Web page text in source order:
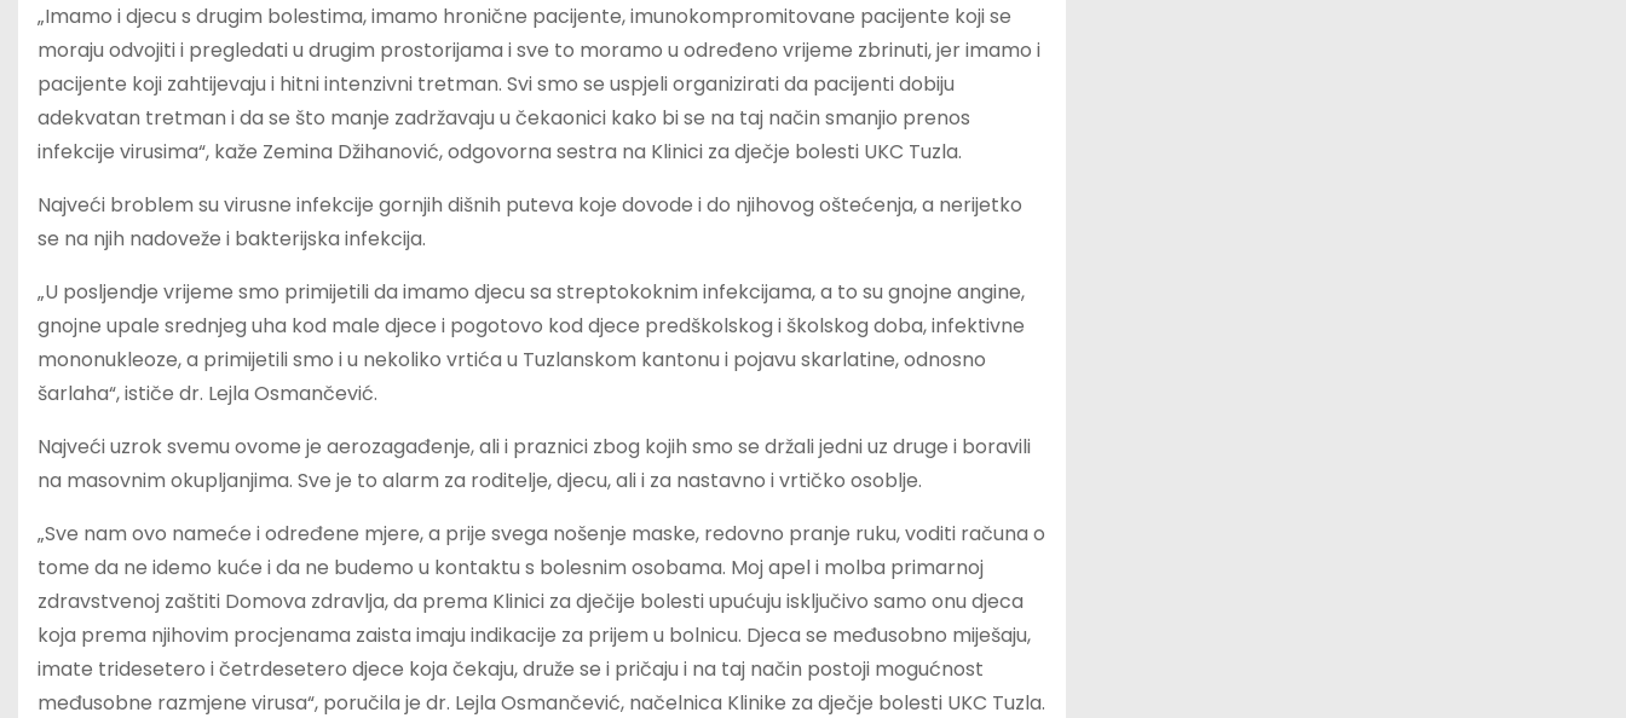
„Imamo i djecu s drugim bolestima, imamo hronične pacijente, imunokompromitovane pacijente koji se
moraju odvojiti i pregledati u drugim prostorijama i sve to moramo u određeno vrijeme zbrinuti, jer imamo i
pacijente koji zahtijevaju i hitni intenzivni tretman. Svi smo se uspjeli organizirati da pacijenti dobiju
adekvatan tretman i da se što manje zadržavaju u čekaonici kako bi se na taj način smanjio prenos
infekcije virusima“, kaže Zemina Džihanović, odgovorna sestra na Klinici za dječje bolesti UKC Tuzla.
Najveći broblem su virusne infekcije gornjih dišnih puteva koje dovode i do njihovog oštećenja, a nerijetko
se na njih nadoveže i bakterijska infekcija.
„U posljendje vrijeme smo primijetili da imamo djecu sa streptokoknim infekcijama, a to su gnojne angine,
gnojne upale srednjeg uha kod male djece i pogotovo kod djece predškolskog i školskog doba, infektivne
mononukleoze, a primijetili smo i u nekoliko vrtića u Tuzlanskom kantonu i pojavu skarlatine, odnosno
šarlaha“, ističe dr. Lejla Osmančević.
Najveći uzrok svemu ovome je aerozagađenje, ali i praznici zbog kojih smo se držali jedni uz druge i boravili
na masovnim okupljanjima. Sve je to alarm za roditelje, djecu, ali i za nastavno i vrtičko osoblje.
„Sve nam ovo nameće i određene mjere, a prije svega nošenje maske, redovno pranje ruku, voditi računa o
tome da ne idemo kuće i da ne budemo u kontaktu s bolesnim osobama. Moj apel i molba primarnoj
zdravstvenoj zaštiti Domova zdravlja, da prema Klinici za dječije bolesti upućuju isključivo samo onu djeca
koja prema njihovim procjenama zaista imaju indikacije za prijem u bolnicu. Djeca se međusobno miješaju,
imate tridesetero i četrdesetero djece koja čekaju, druže se i pričaju i na taj način postoji mogućnost
međusobne razmjene virusa“, poručila je dr. Lejla Osmančević, načelnica Klinike za dječje bolesti UKC Tuzla.